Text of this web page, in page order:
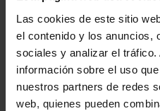
Las cookies de este sitio
el contenido y los anuncios,
sociales y analizar el
información sobre el uso
nuestros partners de redes
web, quienes pueden